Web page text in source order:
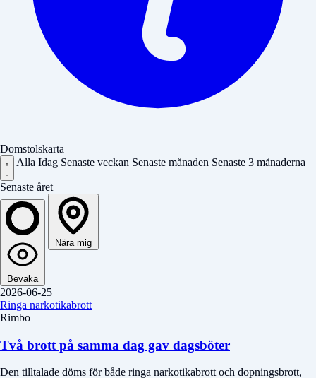
Domstolskarta
Alla Idag Senaste veckan Senaste månaden Senaste 3 månaderna
Senaste året
Bevaka
Nära mig
2026-06-25
Ringa narkotikabrott
Rimbo
Två brott på samma dag gav dagsböter
Den tilltalade döms för både ringa narkotikabrott och dopningsbrott,